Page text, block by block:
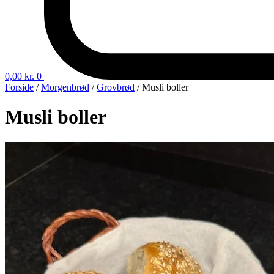
0,00 kr. 0
Forside /Morgenbrød /Grovbrød / Musli boller
Musli boller